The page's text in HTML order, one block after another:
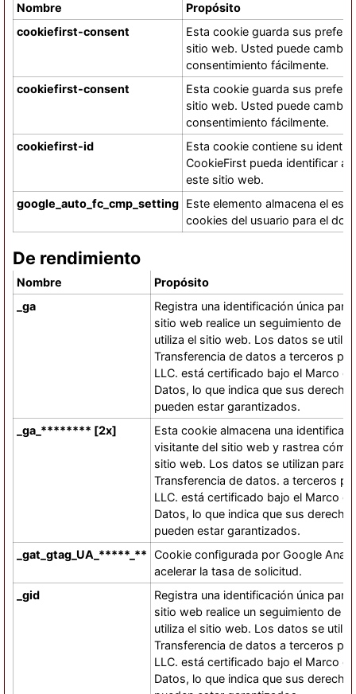
Nombre
Propósito
cookiefirst-consent
Esta cookie guarda sus
sitio web. Usted puede
consentimiento fácilmente.
cookiefirst-consent
Esta cookie guarda sus
sitio web. Usted puede
consentimiento fácilmente.
cookiefirst-id
Esta cookie contiene su
CookieFirst pueda identificar a
este sitio web.
google_auto_fc_cmp_setting Este elemento almacena el
cookies del usuario para el
De rendimiento
Nombre
Propósito
_ga
Registra una identificación única
sitio web realice un seguimiento de
utiliza el sitio web. Los datos se
Transferencia de datos a terceros
LLC. está certificado bajo el Marco
Datos, lo que indica que sus
pueden estar garantizados.
_ga_******** [2x]
Esta cookie almacena una
visitante del sitio web y rastrea cómo
sitio web. Los datos se utilizan para
Transferencia de datos. a terceros
LLC. está certificado bajo el Marco
Datos, lo que indica que sus
pueden estar garantizados.
_gat_gtag_UA_*****_** Cookie configurada por Google
acelerar la tasa de solicitud.
_gid
Registra una identificación única
sitio web realice un seguimiento de
utiliza el sitio web. Los datos se
Transferencia de datos a terceros
LLC. está certificado bajo el Marco
Datos, lo que indica que sus